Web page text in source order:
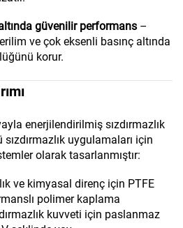
güvenilir performans –
ve çok eksenli basınç altında
korur.
enerjilendirilmiş sızdırmazlık
uygulamaları için
olarak tasarlanmıştır:
ve kimyasal direnç için PTFE
polimer kaplama
kuvveti için paslanmaz